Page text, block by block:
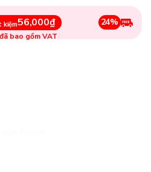
kiệm56,000₫
bao gồm VAT
24%